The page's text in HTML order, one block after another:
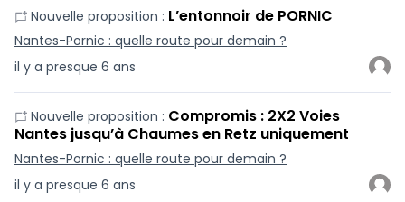
il y a presque 6 ans
Nouvelle proposition : L’entonnoir de PORNIC
Nantes-Pornic : quelle route pour demain ?
il y a presque 6 ans
Nouvelle proposition : Compromis : 2X2 Voies
Nantes jusqu’à Chaumes en Retz uniquement
Nantes-Pornic : quelle route pour demain ?